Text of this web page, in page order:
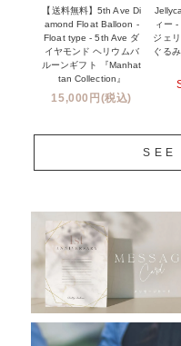
※コンフェッティバルー
プリントサービス
前撮り写真バルーン特集
姉妹店＆関連ショップに
安心のチャビーバルーン
おすすめ商品
バルーン自動販売機
浮くバルーンオーダー
卓上バルーンオーダーメ
【送料無料】5th Ave Di
amond Float Balloon -
Float type - 5th Ave ダ
イヤモンド ヘリウムバ
ルーンギフト 『Manhat
tan Collection』
15,000円(税込)
ィー
ジェ
ぐる
SEE